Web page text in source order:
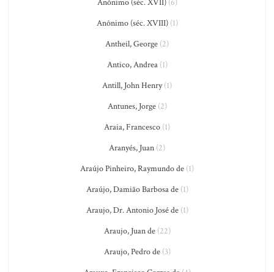
Anônimo (séc. XVII)(6)
Anônimo (séc. XVIII)(1)
Antheil, George (2)
Antico, Andrea(1)
Antill, John Henry(1)
Antunes, Jorge(2)
Araia, Francesco (1)
Aranyés, Juan (2)
Araújo Pinheiro, Raymundo de (1)
Araújo, Damião Barbosa de(1)
Araujo, Dr. Antonio José de(1)
Araujo, Juan de(22)
Araujo, Pedro de(3)